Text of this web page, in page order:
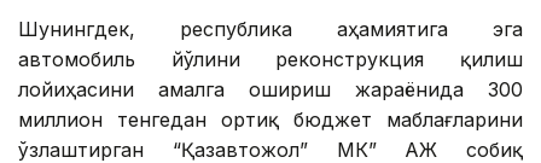
Шунингдек, республика аҳамиятига эга
автомобиль йўлини реконструкция қилиш
лойиҳасини амалга ошириш жараёнида 300
миллион тенгедан ортиқ бюджет маблағларини
ўзлаштирган “Қазавтожол” МК” АЖ собиқ